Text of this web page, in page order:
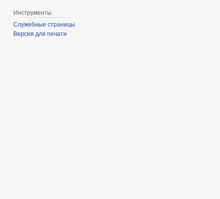
Инструменты
Служебные страницы
Версия для печати